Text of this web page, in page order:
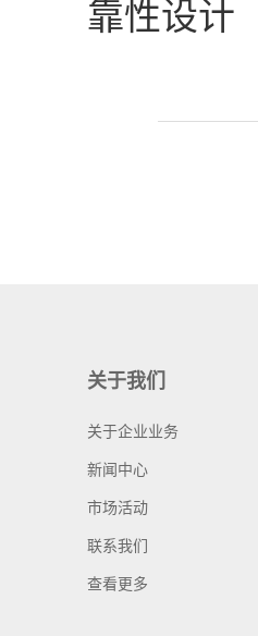
靠性设计
关于我们
关于企业业务
新闻中心
市场活动
联系我们
查看更多